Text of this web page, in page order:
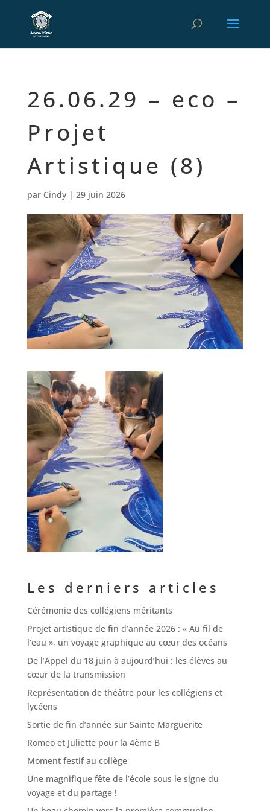
26.06.29 – eco –
Projet
Artistique (8)
par Cindy| 29 juin 2026
Les derniers articles
Cérémonie des collégiens méritants
Projet artistique de fin d’année 2026 : « Au fil de
l’eau », un voyage graphique au cœur des océans
De l’Appel du 18 juin à aujourd’hui : les élèves au
cœur de la transmission
Représentation de théâtre pour les collégiens et
lycéens
Sortie de fin d’année sur Sainte Marguerite
Romeo et Juliette pour la 4ème B
Moment festif au collège
Une magnifique fête de l’école sous le signe du
voyage et du partage !